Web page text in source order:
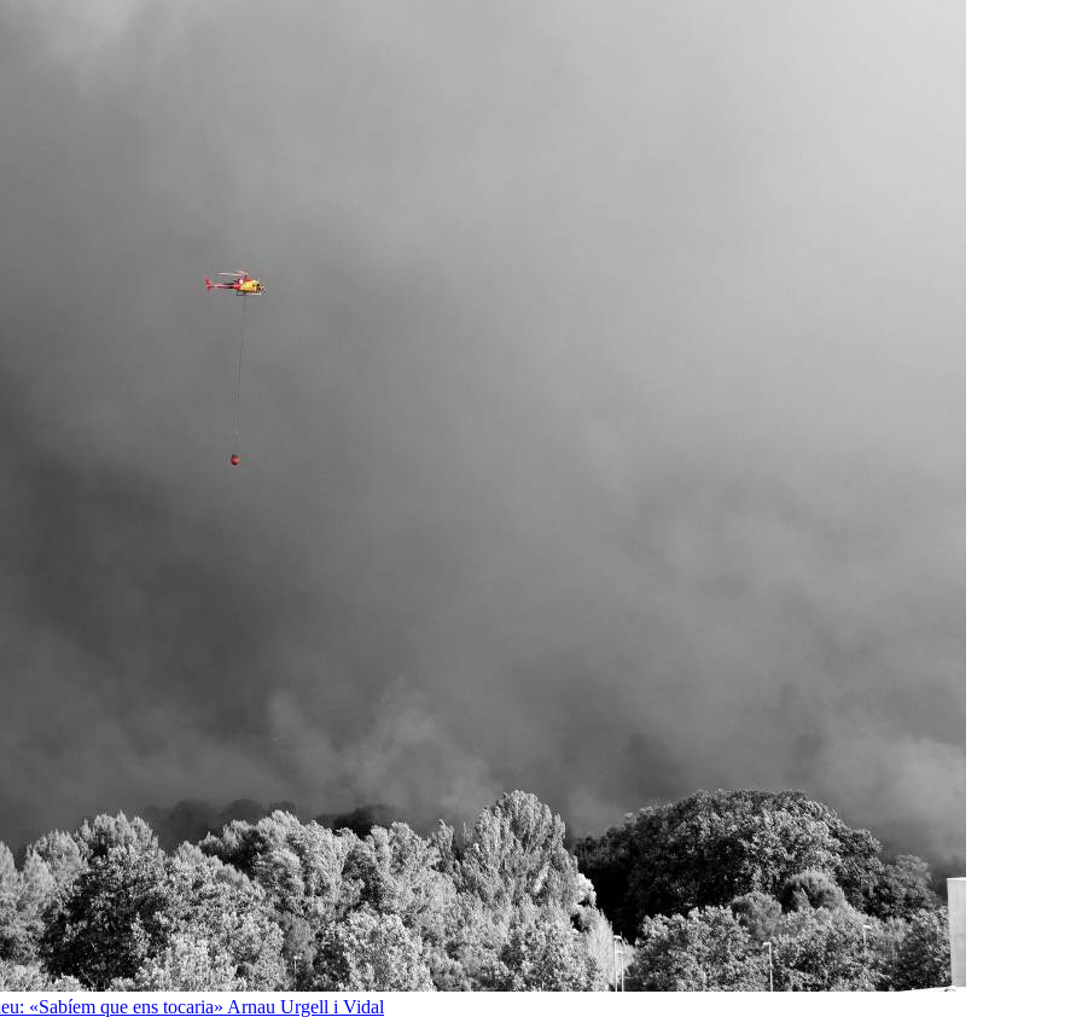
«Sabíem que ens tocaria» Arnau Urgell i Vidal